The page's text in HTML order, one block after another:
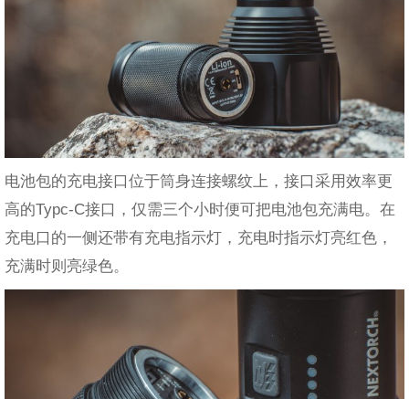
电池包的充电接口位于筒身连接螺纹上，接口采用效率更
高的Typc-C接口，仅需三个小时便可把电池包充满电。在
充电口的一侧还带有充电指示灯，充电时指示灯亮红色，
充满时则亮绿色。